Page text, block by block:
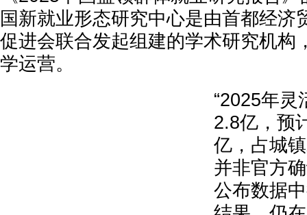
国新就业形态研究中心是由首都经济
促进会联合发起组建的学术研究机构
学运营。
“2025年灵
2.8亿，预
亿，占城
并非官方
公布数据